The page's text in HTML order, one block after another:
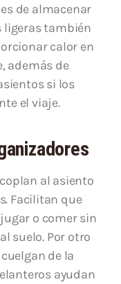
de almacenar
ligeras también
calor en
además de
si los
el viaje.
al asiento
Facilitan que
o comer sin
suelo. Por otro
de la
ayudan